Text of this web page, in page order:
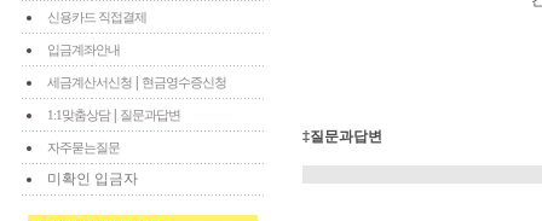
신용카드 직접결제
입금계좌안내
세금계산서신청 현금영수증신청
1:1맞춤상담| 질문과답변
자주묻는질문
미확인 입금자
‡질문과답변